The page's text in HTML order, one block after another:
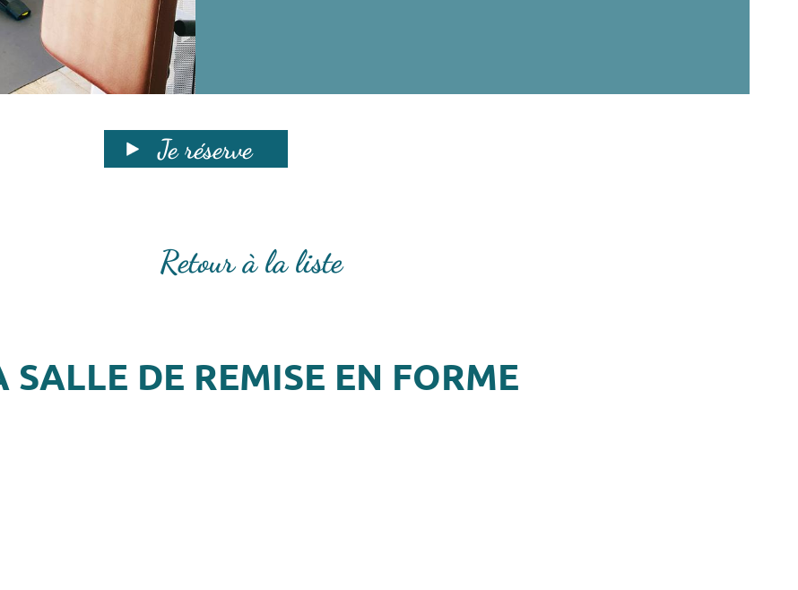
Je réserve
Retour à la liste
SALLE DE REMISE EN FORME